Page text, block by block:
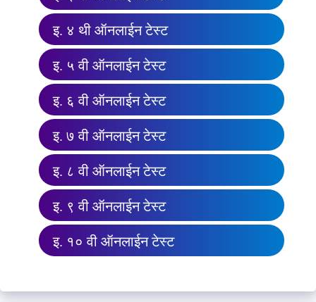
इ. ४ थी ऑनलाईन टेस्ट
इ. ५ वी ऑनलाईन टेस्ट
इ. ६ वी ऑनलाईन टेस्ट
इ. ७ वी ऑनलाईन टेस्ट
इ. ८ वी ऑनलाईन टेस्ट
इ. ९ वी ऑनलाईन टेस्ट
इ. १० वी ऑनलाईन टेस्ट